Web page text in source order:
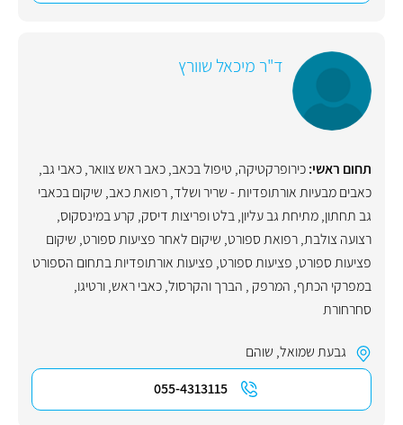
ד"ר מיכאל שוורץ
תחום ראשי:כירופרקטיקה, טיפול בכאב,כאב ראש צוואר,כאבי גב,
כאבים מבעיות אורתופדיות - שריר ושלד,רפואת כאב, שיקום בכאבי
גב תחתון,מתיחת גב עליון,בלט ופריצות דיסק, קרע במינסקוס,
רצועה צולבת,רפואת ספורט, שיקום לאחר פציעות ספורט, שיקום
פציעות ספורט, פציעות ספורט, פציעות אורתופדיות בתחום הספורט
במפרקי הכתף, המרפק , הברך והקרסול,כאבי ראש,ורטיגו,
סחרחורת
גבעת שמואל, שוהם
055-4313115